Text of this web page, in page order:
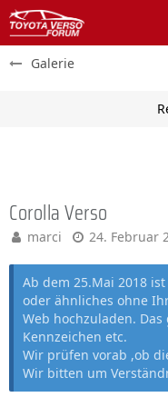
Galerie
Corolla Verso
marci 24. Februar
Ab dem 25.Mai 2018
oder ähnliches ohne
Web hochzuladen.
Kennzeichen etc.
Wir prüfen vorab ,ob
Wir bitten um